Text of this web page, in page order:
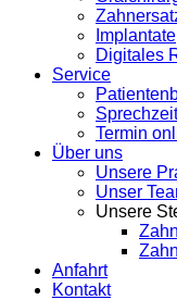
Implantate
Digitales
Service
Termin
Über uns
Unsere
Unser
Unsere
Anfahrt
Kontakt